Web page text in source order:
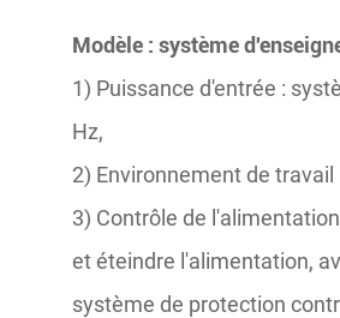
Modèle : système
1) Puissance d'entrée :
Hz,
2) Environnement de
3) Contrôle de
et éteindre l'alimentation,
système de protection